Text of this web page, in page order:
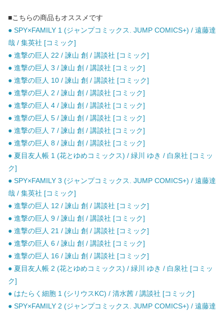
■こちらの商品もオススメです
● SPY×FAMILY 1 (ジャンプコミックス. JUMP COMICS+) / 遠藤達
哉 / 集英社 [コミック]
● 進撃の巨人 22 / 諫山 創 / 講談社 [コミック]
● 進撃の巨人 3 / 諫山 創 / 講談社 [コミック]
● 進撃の巨人 10 / 諫山 創 / 講談社 [コミック]
● 進撃の巨人 2 / 諫山 創 / 講談社 [コミック]
● 進撃の巨人 4 / 諫山 創 / 講談社 [コミック]
● 進撃の巨人 5 / 諫山 創 / 講談社 [コミック]
● 進撃の巨人 7 / 諫山 創 / 講談社 [コミック]
● 進撃の巨人 8 / 諫山 創 / 講談社 [コミック]
● 夏目友人帳 1 (花とゆめコミックス) / 緑川 ゆき / 白泉社 [コミッ
ク]
● SPY×FAMILY 3 (ジャンプコミックス. JUMP COMICS+) / 遠藤達
哉 / 集英社 [コミック]
● 進撃の巨人 12 / 諫山 創 / 講談社 [コミック]
● 進撃の巨人 9 / 諫山 創 / 講談社 [コミック]
● 進撃の巨人 21 / 諫山 創 / 講談社 [コミック]
● 進撃の巨人 6 / 諫山 創 / 講談社 [コミック]
● 進撃の巨人 16 / 諫山 創 / 講談社 [コミック]
● 夏目友人帳 2 (花とゆめコミックス) / 緑川 ゆき / 白泉社 [コミッ
ク]
● はたらく細胞 1 (シリウスKC) / 清水茜 / 講談社 [コミック]
● SPY×FAMILY 2 (ジャンプコミックス. JUMP COMICS+) / 遠藤達